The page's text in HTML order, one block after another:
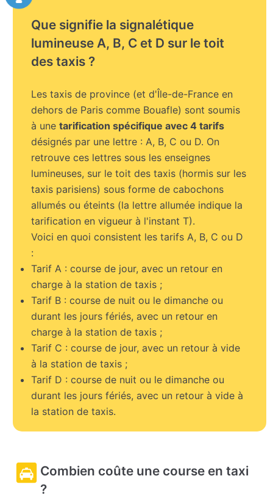
Que signifie la signalétique
lumineuse A, B, C et D sur le toit
des taxis ?
Les taxis de province (et d'Île-de-France en
dehors de Paris comme Bouafle) sont soumis
à unetarification spécifique avec 4 tarifs
désignés par une lettre : A, B, C ou D. On
retrouve ces lettres sous les enseignes
lumineuses, sur le toit des taxis (hormis sur les
taxis parisiens) sous forme de cabochons
allumés ou éteints (la lettre allumée indique la
tarification en vigueur à l'instant T).
Voici en quoi consistent les tarifs A, B, C ou D
:
Tarif A : course de jour, avec un retour en
charge à la station de taxis ;
Tarif B : course de nuit ou le dimanche ou
durant les jours fériés, avec un retour en
charge à la station de taxis ;
Tarif C : course de jour, avec un retour à vide
à la station de taxis ;
Tarif D : course de nuit ou le dimanche ou
durant les jours fériés, avec un retour à vide à
la station de taxis.
Combien coûte une course en taxi
?